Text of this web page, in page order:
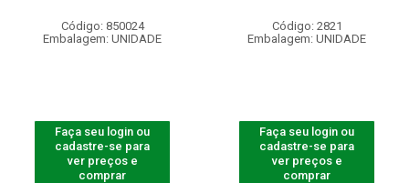
Código: 850024
Embalagem: UNIDADE
Faça seu login ou
cadastre-se para
ver preços e
comprar
Código: 2821
Embalagem: UNIDADE
Faça seu login ou
cadastre-se para
ver preços e
comprar